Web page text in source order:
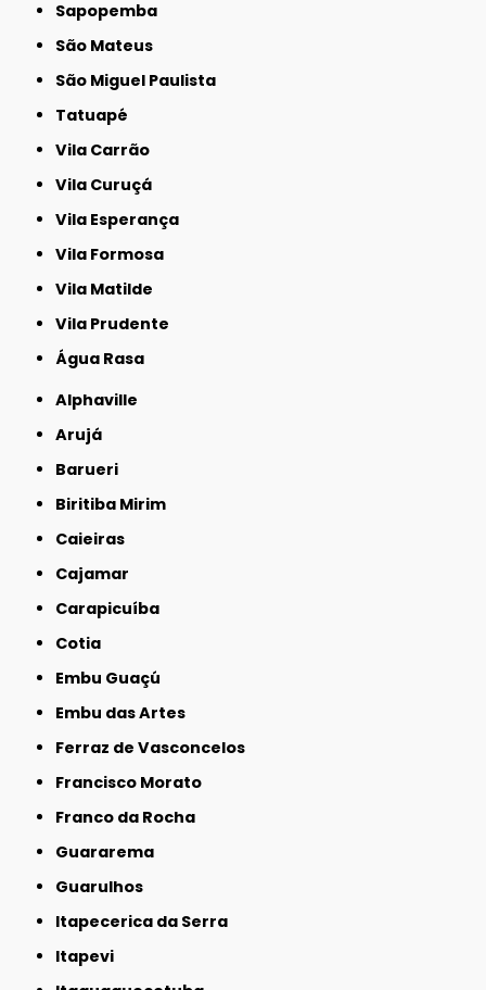
Sapopemba
São Mateus
São Miguel Paulista
Tatuapé
Vila Carrão
Vila Curuçá
Vila Esperança
Vila Formosa
Vila Matilde
Vila Prudente
Água Rasa
Alphaville
Arujá
Barueri
Biritiba Mirim
Caieiras
Cajamar
Carapicuíba
Cotia
Embu Guaçú
Embu das Artes
Ferraz de Vasconcelos
Francisco Morato
Franco da Rocha
Guararema
Guarulhos
Itapecerica da Serra
Itapevi